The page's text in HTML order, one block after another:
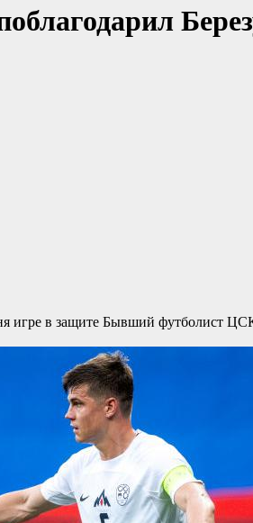
игре в защите Бывший футболист